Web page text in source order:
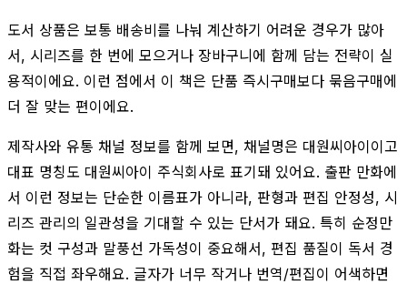
도서 상품은 보통 배송비를 나눠 계산하기 어려운 경우가 많아
서, 시리즈를 한 번에 모으거나 장바구니에 함께 담는 전략이 실
용적이에요. 이런 점에서 이 책은 단품 즉시구매보다 묶음구매에
더 잘 맞는 편이에요.
제작사와 유통 채널 정보를 함께 보면, 채널명은 대원씨아이이고
대표 명칭도 대원씨아이 주식회사로 표기돼 있어요. 출판 만화에
서 이런 정보는 단순한 이름표가 아니라, 판형과 편집 안정성, 시
리즈 관리의 일관성을 기대할 수 있는 단서가 돼요. 특히 순정만
화는 컷 구성과 말풍선 가독성이 중요해서, 편집 품질이 독서 경
험을 직접 좌우해요. 글자가 너무 작거나 번역/편집이 어색하면